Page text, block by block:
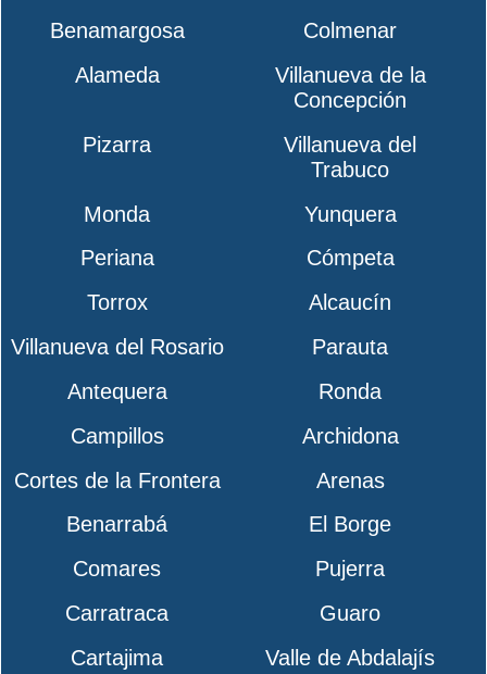
Benamargosa
Colmenar
Alameda
Villanueva de la
Concepción
Pizarra
Villanueva del
Trabuco
Monda
Yunquera
Periana
Cómpeta
Torrox
Alcaucín
Villanueva del Rosario
Parauta
Antequera
Ronda
Campillos
Archidona
Cortes de la Frontera
Arenas
Benarrabá
El Borge
Comares
Pujerra
Carratraca
Guaro
Cartajima
Valle de Abdalajís